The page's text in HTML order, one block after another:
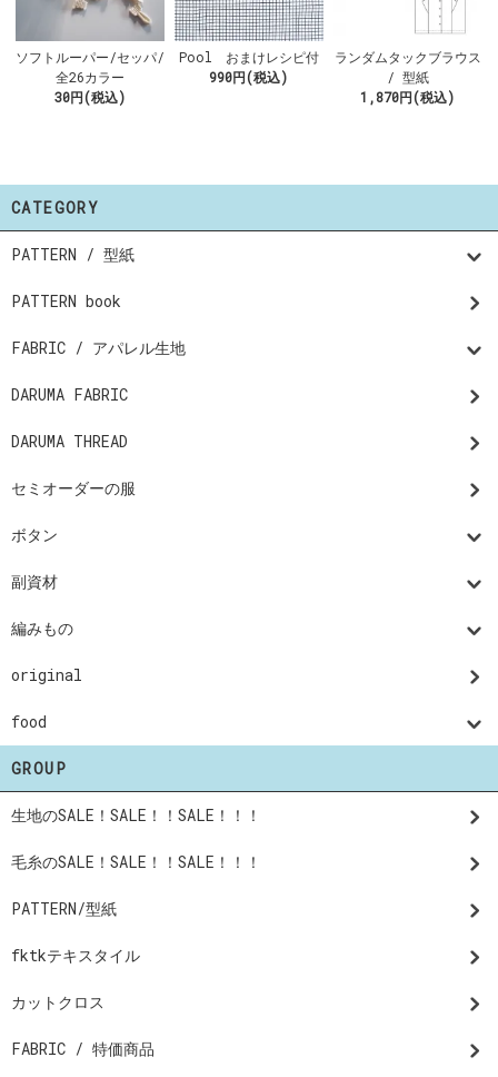
ソフトルーパー/セッパ/
全26カラー
30円(税込)
Pool おまけレシピ付
990円(税込)
ランダムタックブラウス
/ 型紙
1,870円(税込)
CATEGORY
PATTERN / 型紙
PATTERN book
FABRIC / アパレル生地
DARUMA FABRIC
DARUMA THREAD
セミオーダーの服
ボタン
副資材
編みもの
original
food
GROUP
生地のSALE！SALE！！SALE！！！
毛糸のSALE！SALE！！SALE！！！
PATTERN/型紙
fktkテキスタイル
カットクロス
FABRIC / 特価商品